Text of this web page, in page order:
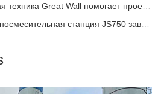
Wall помогает проекту жилищного строительства на Палау
станция JS750 завершила монтаж в Боливии